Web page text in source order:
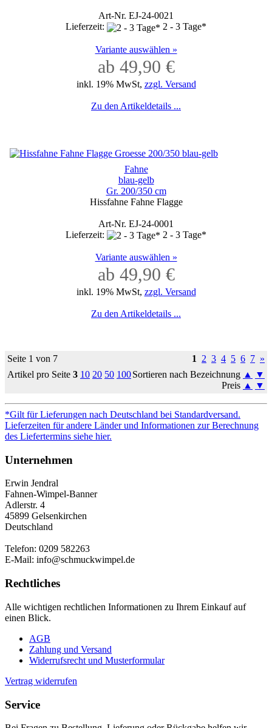
Art-Nr. EJ-24-0021
Lieferzeit:
2 - 3 Tage*
Variante auswählen »
ab 49,90 €
inkl. 19% MwSt, zzgl. Versand
Zu den Artikeldetails ...
Fahne
blau-gelb
Gr. 200/350 cm
Hissfahne Fahne Flagge
Art-Nr. EJ-24-0001
Lieferzeit:
2 - 3 Tage*
Variante auswählen »
ab 49,90 €
inkl. 19% MwSt, zzgl. Versand
Zu den Artikeldetails ...
Seite 1 von 7 1 2 3 4 5 6 7 »
Artikel pro Seite 3 10 20 50 100Sortieren nach Bezeichnung ▲
▼
Preis ▲ ▼
*Gilt für Lieferungen nach Deutschland bei Standardversand.
Lieferzeiten für andere Länder und Informationen zur Berechnung
des Liefertermins siehe hier.
Unternehmen
Erwin Jendral
Fahnen-Wimpel-Banner
Adlerstr. 4
45899 Gelsenkirchen
Deutschland
Telefon: 0209 582263
E-Mail: info@schmuckwimpel.de
Rechtliches
Alle wichtigen rechtlichen Informationen zu Ihrem Einkauf auf
einen Blick.
AGB
Zahlung und Versand
Widerrufsrecht und Musterformular
Vertrag widerrufen
Service